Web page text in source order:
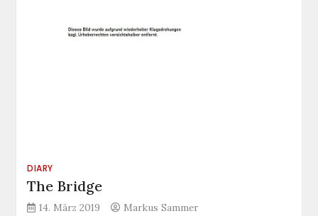
DIARY
The Bridge
14. März 2019 Markus Sammer